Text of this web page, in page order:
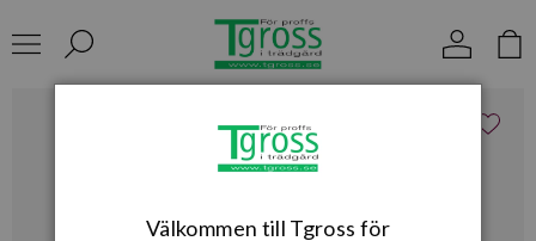
Välkommen till Tgross för